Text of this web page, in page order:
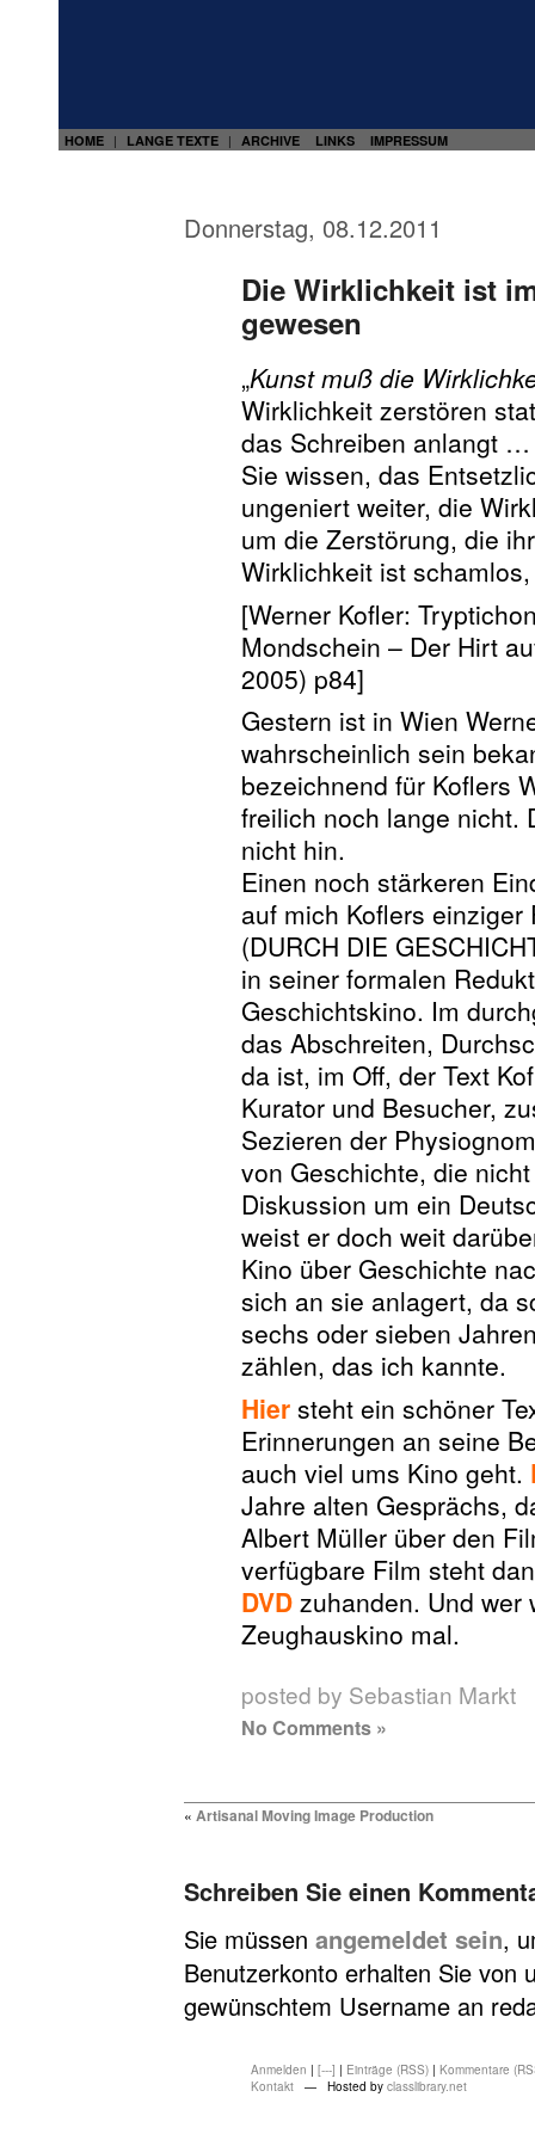
HOME | LANGE TEXTE | ARCHIVE LINKS IMPRESSUM
Donnerstag, 08.12.2011
Die Wirklichkeit ist
gewesen
„Kunst muß die
Wirklichkeit zerstören
das Schreiben anlangt
Sie wissen, das
ungeniert weiter, die
um die Zerstörung, die
Wirklichkeit ist
[Werner Kofler:
Mondschein – Der Hirt
2005) p84]
Gestern ist in Wien
wahrscheinlich sein
bezeichnend für Koflers
freilich noch lange nicht.
nicht hin.
Einen noch stärkeren
auf mich Koflers
(DURCH DIE
in seiner formalen
Geschichtskino. Im
das Abschreiten,
da ist, im Off, der Text
Kurator und Besucher,
Sezieren der
von Geschichte, die
Diskussion um ein
weist er doch weit
Kino über Geschichte
sich an sie anlagert, da
sechs oder sieben
zählen, das ich kannte.
Hier steht ein schöner
Erinnerungen an seine
auch viel ums Kino geht.
Jahre alten Gesprächs,
Albert Müller über den
verfügbare Film steht
DVD zuhanden. Und
Zeughauskino mal.
posted by Sebastian Markt
No Comments »
« Artisanal Moving Image Production
Schreiben Sie einen
Sie müssen angemeldet sein,
Benutzerkonto erhalten Sie von
gewünschtem Username an
Anmelden | [---] | Einträge (RSS) | Kommentare
Kontakt — Hosted by classlibrary.net